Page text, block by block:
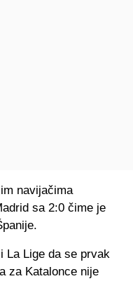
navijačima
sa 2:0 čime je
La Lige da se prvak
za Katalonce nije